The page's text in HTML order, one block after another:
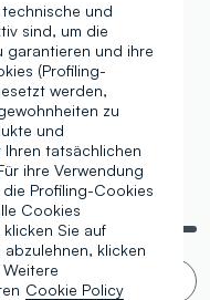
angezeigt
danke. Filter!
und
sind, um die
garantieren und ihre
(Profiling-
werden,
zu
und
Ihren tatsächlichen
ihre Verwendung
Profiling-Cookies
Cookies
klicken Sie auf
klicken
Cookie Policy